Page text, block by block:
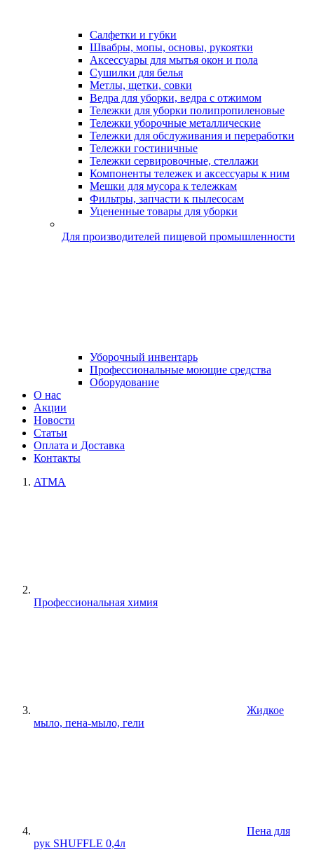
Салфетки и губки
Швабры, мопы, основы, рукоятки
Аксессуары для мытья окон и пола
Сушилки для белья
Метлы, щетки, совки
Ведра для уборки, ведра с отжимом
Тележки для уборки полипропиленовые
Тележки уборочные металлические
Тележки для обслуживания и переработки
Тележки гостиничные
Тележки сервировочные, стеллажи
Компоненты тележек и аксессуары к ним
Мешки для мусора к тележкам
Фильтры, запчасти к пылесосам
Уцененные товары для уборки
Для производителей пищевой промышленности
Уборочный инвентарь
Профессиональные моющие средства
Оборудование
О нас
Акции
Новости
Статьи
Оплата и Доставка
Контакты
ATMA
Профессиональная химия
Жидкое
мыло, пена-мыло, гели
Пена для
рук SHUFFLE 0,4л